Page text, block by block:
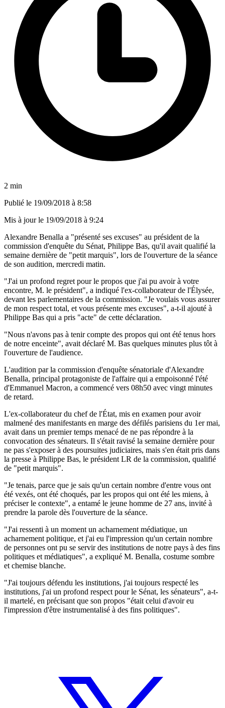
2 min
Publié le 19/09/2018 à 8:58
Mis à jour le 19/09/2018 à 9:24
Alexandre Benalla a "présenté ses excuses" au président de la
commission d'enquête du Sénat, Philippe Bas, qu'il avait qualifié la
semaine dernière de "petit marquis", lors de l'ouverture de la séance
de son audition, mercredi matin.
"J'ai un profond regret pour le propos que j'ai pu avoir à votre
encontre, M. le président", a indiqué l'ex-collaborateur de l'Élysée,
devant les parlementaires de la commission. "Je voulais vous assurer
de mon respect total, et vous présente mes excuses", a-t-il ajouté à
Philippe Bas qui a pris "acte" de cette déclaration.
"Nous n'avons pas à tenir compte des propos qui ont été tenus hors
de notre enceinte", avait déclaré M. Bas quelques minutes plus tôt à
l'ouverture de l'audience.
L'audition par la commission d'enquête sénatoriale d'Alexandre
Benalla, principal protagoniste de l'affaire qui a empoisonné l'été
d'Emmanuel Macron, a commencé vers 08h50 avec vingt minutes
de retard.
L'ex-collaborateur du chef de l'État, mis en examen pour avoir
malmené des manifestants en marge des défilés parisiens du 1er mai,
avait dans un premier temps menacé de ne pas répondre à la
convocation des sénateurs. Il s'était ravisé la semaine dernière pour
ne pas s'exposer à des poursuites judiciaires, mais s'en était pris dans
la presse à Philippe Bas, le président LR de la commission, qualifié
de "petit marquis".
"Je tenais, parce que je sais qu'un certain nombre d'entre vous ont
été vexés, ont été choqués, par les propos qui ont été les miens, à
préciser le contexte", a entamé le jeune homme de 27 ans, invité à
prendre la parole dès l'ouverture de la séance.
"J'ai ressenti à un moment un acharnement médiatique, un
acharnement politique, et j'ai eu l'impression qu'un certain nombre
de personnes ont pu se servir des institutions de notre pays à des fins
politiques et médiatiques", a expliqué M. Benalla, costume sombre
et chemise blanche.
"J'ai toujours défendu les institutions, j'ai toujours respecté les
institutions, j'ai un profond respect pour le Sénat, les sénateurs", a-t-
il martelé, en précisant que son propos "était celui d'avoir eu
l'impression d'être instrumentalisé à des fins politiques".